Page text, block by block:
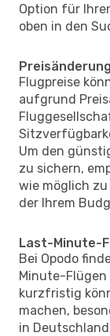
Option für
oben in den
Flugpreise
aufgrund
Um den
zu sichern,
wie möglich
der Ihrem
Last-Minute-
Bei Opodo
Minute-
kurzfristig
machen,
in